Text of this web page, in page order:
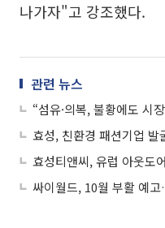
나가자"고 강조했다.
관련 뉴스
효성, 친환경 패션기업 발